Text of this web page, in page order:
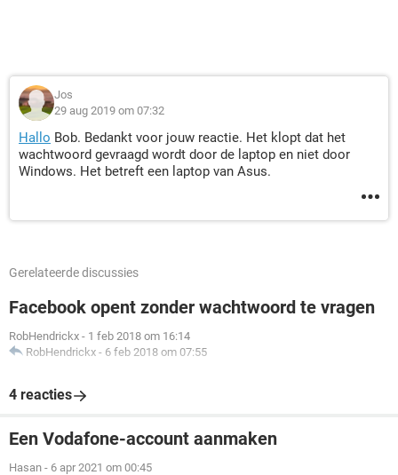
Jos
29 aug 2019 om 07:32
Hallo Bob. Bedankt voor jouw reactie. Het klopt dat het
wachtwoord gevraagd wordt door de laptop en niet door
Windows. Het betreft een laptop van Asus.
Gerelateerde discussies
Facebook opent zonder wachtwoord te vragen
RobHendrickx - 1 feb 2018 om 16:14
RobHendrickx - 6 feb 2018 om 07:55
4 reacties
Een Vodafone-account aanmaken
Hasan - 6 apr 2021 om 00:45